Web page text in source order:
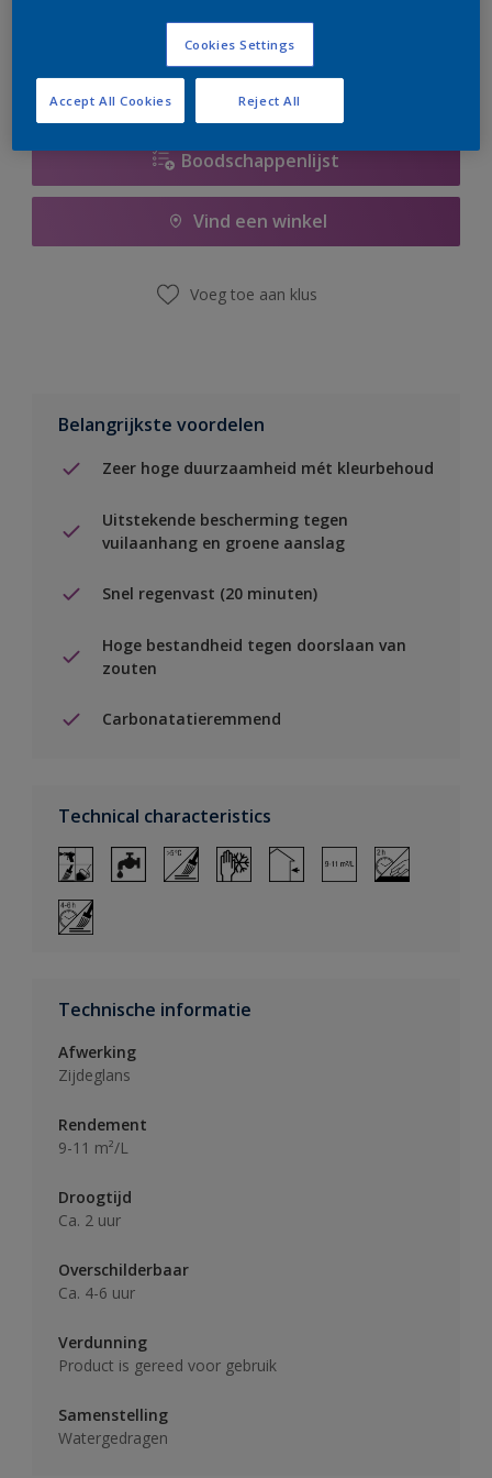
er hard aan om de voorraad aan te vullen.
Boodschappenlijst
Vind een winkel
Voeg toe aan klus
Belangrijkste voordelen
Zeer hoge duurzaamheid mét kleurbehoud
Uitstekende bescherming tegen
vuilaanhang en groene aanslag
Snel regenvast (20 minuten)
Hoge bestandheid tegen doorslaan van
zouten
Carbonatatieremmend
Technical characteristics
Technische informatie
Afwerking
Zijdeglans
Rendement
9-11 m²/L
Droogtijd
Ca. 2 uur
Overschilderbaar
Ca. 4-6 uur
Verdunning
Product is gereed voor gebruik
Samenstelling
Watergedragen
Cookies Settings
Reject All
Accept All Cookies